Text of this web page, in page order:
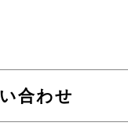
合わせ